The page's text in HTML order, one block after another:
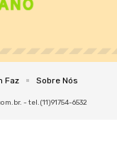
. - tel.(11)91754-6532
Faz Sobre Nós